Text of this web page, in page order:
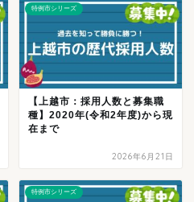
特例市シリーズ
【上越市：採用人数と募集職
種】2020年(令和2年度)から現
在まで
2026年6月21日
特例市シリーズ